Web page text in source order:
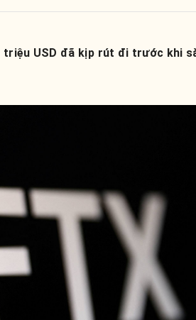
triệu USD đã kịp rút đi trước khi